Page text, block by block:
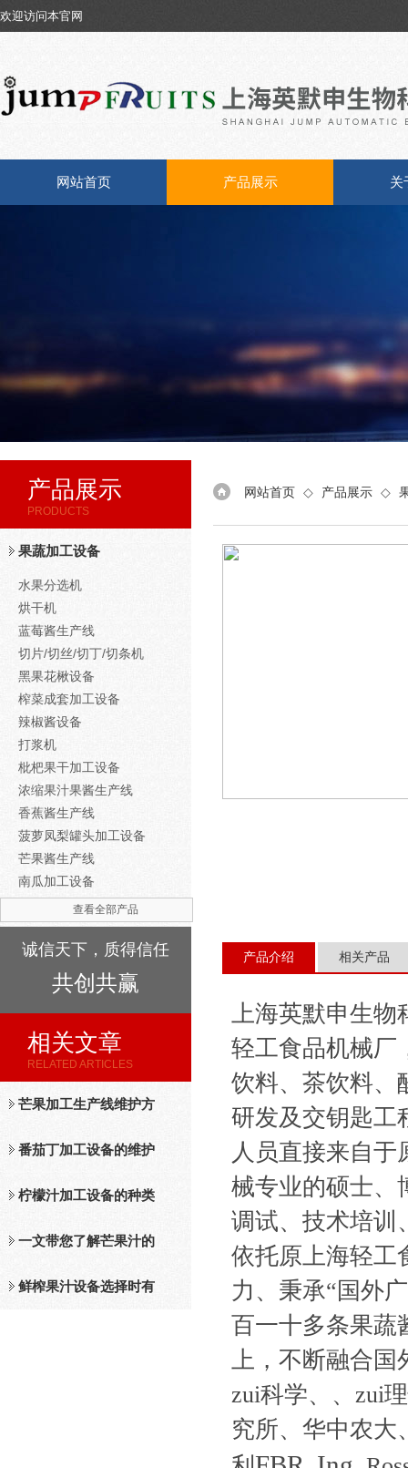
欢迎访问本官网
网站首页 产品展示 关
产品展示
PRODUCTS
果蔬加工设备
水果分选机
烘干机
蓝莓酱生产线
切片/切丝/切丁/切条机
黑果花楸设备
榨菜成套加工设备
辣椒酱设备
打浆机
枇杷果干加工设备
浓缩果汁果酱生产线
香蕉酱生产线
菠萝凤梨罐头加工设备
芒果酱生产线
南瓜加工设备
查看全部产品
诚信天下，质得信任
共创共赢
相关文章
RELATED ARTICLES
芒果加工生产线维护方
法
番茄丁加工设备的维护
保养措施分析
柠檬汁加工设备的种类
及工作原理介绍
一文带您了解芒果汁的
整套设备和工作流程
鲜榨果汁设备选择时有
网站首页 ◇ 产品展示 ◇
产品介绍 相关产品
上海英默申生物
轻工食品机械厂
饮料、茶饮料、
研发及交钥匙工
人员直接来自
械专业的硕士、
调试、技术培训
依托原上海轻工
力、秉承“国外
百一十多条果蔬
上，不断融合国
zui科学、、zui
究所、华中农大